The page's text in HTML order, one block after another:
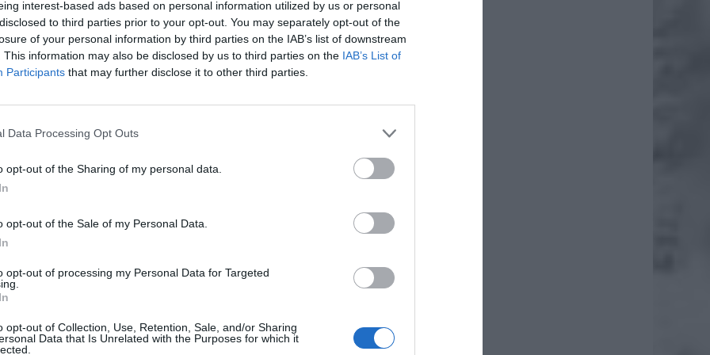
interest-based ads based on personal information utilized by us or personal
to third parties prior to your opt-out. You may separately opt-out of the
of your personal information by third parties on the IAB’s list of downstream
This information may also be disclosed by us to third parties on the IAB’s List of
Participants that may further disclose it to other third parties.
Data Processing Opt Outs
opt-out of the Sharing of my personal data.
opt-out of the Sale of my Personal Data.
opt-out of processing my Personal Data for Targeted
opt-out of Collection, Use, Retention, Sale, and/or Sharing
Data that Is Unrelated with the Purposes for which it
sięgają nawet 35 zł. Tyle trzeba zapłacić między innymi we frisco.pl.